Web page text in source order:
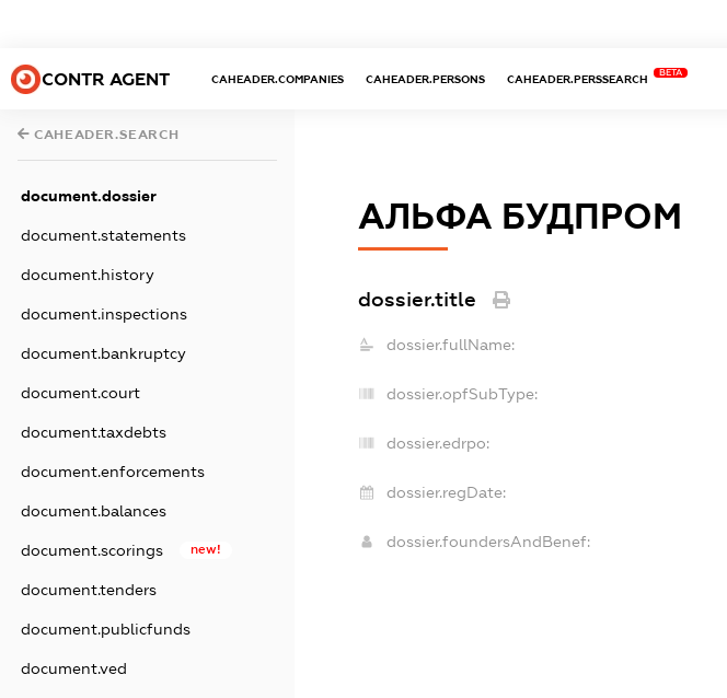
CONTR AGENT CAHEADER.COMPANIES CAHEADER.PERSONS CAHEADER.PERSSEARCH
BETA
CAHEADER.SEARCH
document.dossier
document.statements
document.history
document.inspections
document.bankruptcy
document.court
document.taxdebts
document.enforcements
document.balances
document.scorings new!
document.tenders
document.publicfunds
document.ved
АЛЬФА БУДПРОМ
dossier.title
dossier.fullName:
dossier.opfSubType:
dossier.edrpo:
dossier.regDate:
dossier.foundersAndBenef: